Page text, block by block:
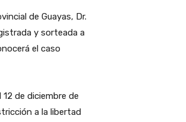
de Guayas, Dr.
y sorteada a
el caso
de diciembre de
a la libertad